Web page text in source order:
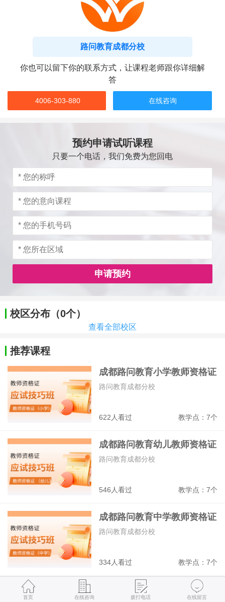
路问教育成都分校
你也可以留下你的联系方式，让课程老师跟你详细解
答
4006-303-880 在线咨询
预约申请试听课程
只要一个电话，我们免费为您回电
申请预约
校区分布（0个）
查看全部校区
推荐课程
成都路问教育小学教师资格证
培训班
622人看过 教学点：7个
路问教育成都分校
成都路问教育幼儿教师资格证
培训班
546人看过 教学点：7个
路问教育成都分校
成都路问教育中学教师资格证
培训班
334人看过 教学点：7个
路问教育成都分校
同类机构 课程分类
首页 在线咨询 拨打电话 在线留言